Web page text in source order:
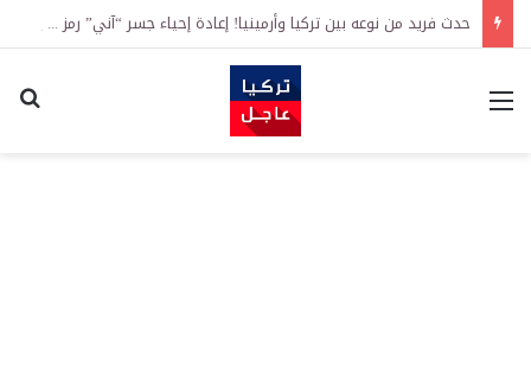
حدث فريد من نوعه بين تركيا وأرمينيا! إعادة إحياء جسر “آني” رمز طريق الحرير الذي يعود تاريخه إلى قرون
القائمة